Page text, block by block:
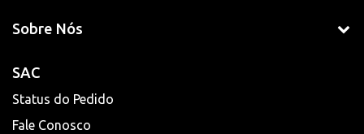
Sobre Nós
SAC
Status do Pedido
Fale Conosco